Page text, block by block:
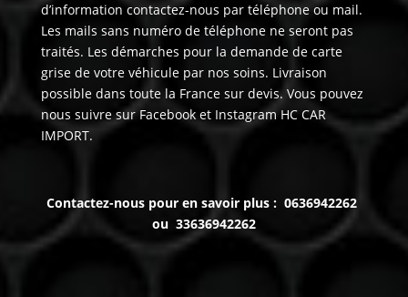
d’information contactez-nous par téléphone ou mail.
Les mails sans numéro de téléphone ne seront pas
traités. Les démarches pour la demande de carte
grise de votre véhicule par nos soins. Livraison
possible dans toute la France sur devis. Vous pouvez
nous suivre sur Facebook et Instagram HC CAR
IMPORT.
Contactez-nous pour en savoir plus : 0636942262
ou 33636942262